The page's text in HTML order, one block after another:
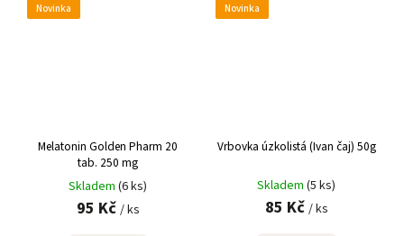
Novinka
Melatonin Golden Pharm 20
tab. 250 mg
Skladem (6 ks)
95 Kč / ks
Novinka
Vrbovka úzkolistá (Ivan čaj) 50g
Skladem (5 ks)
85 Kč / ks